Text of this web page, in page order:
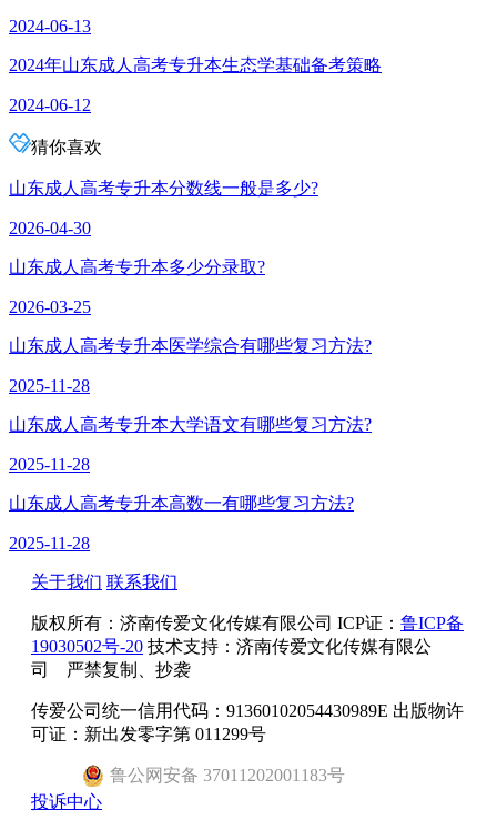
2024-06-13
2024年山东成人高考专升本生态学基础备考策略
2024-06-12
猜你喜欢
山东成人高考专升本分数线一般是多少?
2026-04-30
山东成人高考专升本多少分录取?
2026-03-25
山东成人高考专升本医学综合有哪些复习方法?
2025-11-28
山东成人高考专升本大学语文有哪些复习方法?
2025-11-28
山东成人高考专升本高数一有哪些复习方法?
2025-11-28
关于我们 联系我们
版权所有： 济南传爱文化传媒有限公司 ICP证： 鲁ICP备
19030502号-20 技术支持：济南传爱文化传媒有限公
司 严禁复制、抄袭
传爱公司统一信用代码：91360102054430989E 出版物许
可证：新出发零字第 011299号
鲁公网安备 37011202001183号
投诉中心